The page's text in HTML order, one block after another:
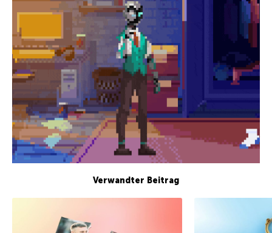
Verwandter Beitrag